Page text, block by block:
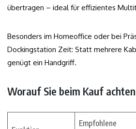
übertragen – ideal für effizientes
Besonders im Homeoffice oder bei
Dockingstation Zeit: Statt mehrere
genügt ein Handgriff.
Worauf Sie beim Kauf
Empfohlene